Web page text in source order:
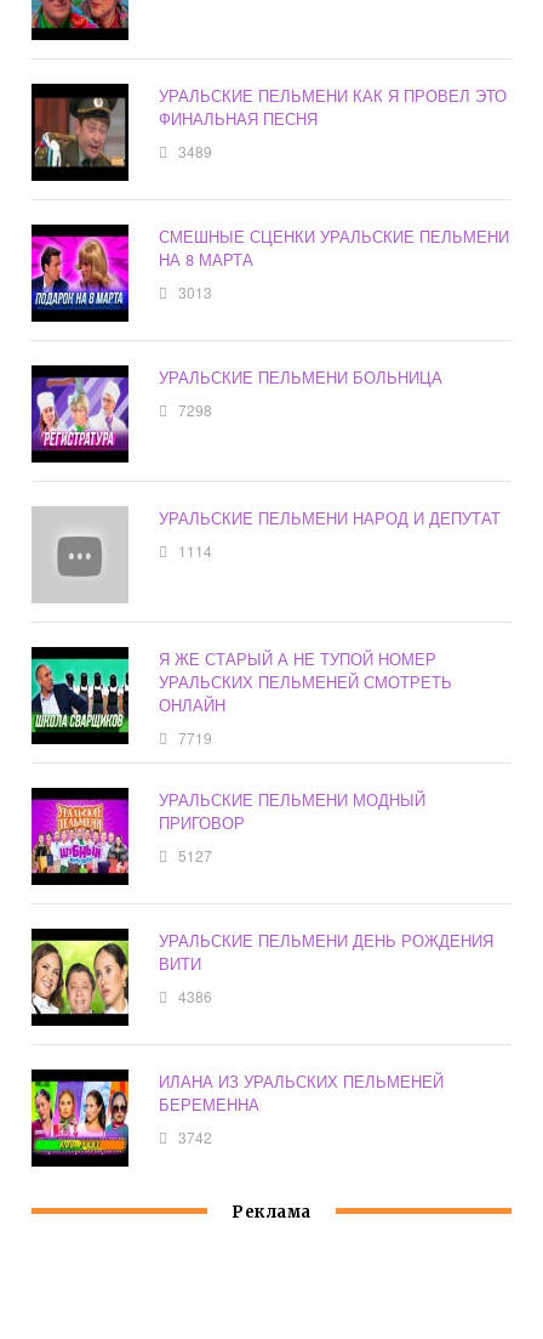
УРАЛЬСКИЕ ПЕЛЬМЕНИ КАК Я ПРОВЕЛ ЭТО
ФИНАЛЬНАЯ ПЕСНЯ
3489
СМЕШНЫЕ СЦЕНКИ УРАЛЬСКИЕ ПЕЛЬМЕНИ
НА 8 МАРТА
3013
УРАЛЬСКИЕ ПЕЛЬМЕНИ БОЛЬНИЦА
7298
УРАЛЬСКИЕ ПЕЛЬМЕНИ НАРОД И ДЕПУТАТ
1114
Я ЖЕ СТАРЫЙ А НЕ ТУПОЙ НОМЕР
УРАЛЬСКИХ ПЕЛЬМЕНЕЙ СМОТРЕТЬ
ОНЛАЙН
7719
УРАЛЬСКИЕ ПЕЛЬМЕНИ МОДНЫЙ
ПРИГОВОР
5127
УРАЛЬСКИЕ ПЕЛЬМЕНИ ДЕНЬ РОЖДЕНИЯ
ВИТИ
4386
ИЛАНА ИЗ УРАЛЬСКИХ ПЕЛЬМЕНЕЙ
БЕРЕМЕННА
3742
Реклама